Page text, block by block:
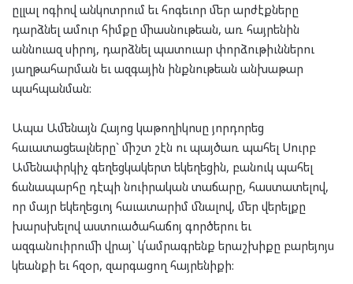
ըլլալ ոգիով անկոտրում եւ հոգեւոր մեր արժէքները
դարձնել ամուր հիմքը միասնութեան, առ հայրենին
աննուազ սիրոյ, դարձնել պատուար փորձութիւններու
յաղթահարման եւ ազգային ինքնութեան անխաթար
պահպանման:
Ապա Ամենայն Հայոց կաթողիկոսը յորդորեց
հաւատացեալները` միշտ շէն ու պայծառ պահել Սուրբ
Ամենափրկիչ գեղեցկակերտ եկեղեցին, բանուկ պահել
ճանապարհը դէպի նուիրական տաճարը, հաստատելով,
որ մայր եկեղեցւոյ հաւատարիմ մնալով, մեր վերելքը
խարսխելով աստուածահաճոյ գործերու եւ
ազգանուիրումի վրայ` կ՛ամրագրենք երաշխիքը բարեյոյս
կեանքի եւ հզօր, զարգացող հայրենիքի: